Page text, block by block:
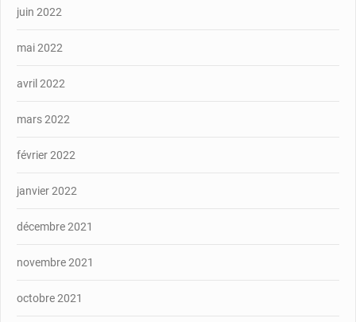
juin 2022
mai 2022
avril 2022
mars 2022
février 2022
janvier 2022
décembre 2021
novembre 2021
octobre 2021